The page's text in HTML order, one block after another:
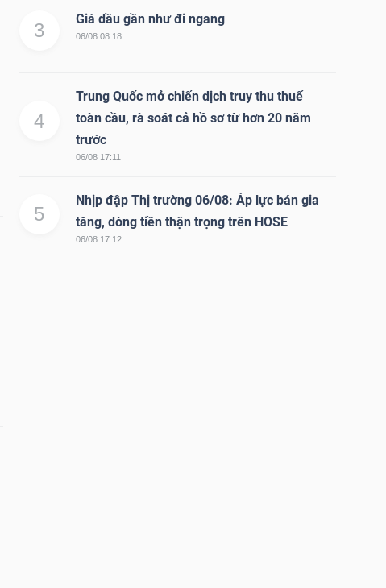
3
Giá dầu gần như đi ngang
06/08 08:18
4
Trung Quốc mở chiến dịch truy thu thuế
toàn cầu, rà soát cả hồ sơ từ hơn 20 năm
trước
06/08 17:11
5
Nhịp đập Thị trường 06/08: Áp lực bán gia
tăng, dòng tiền thận trọng trên HOSE
06/08 17:12